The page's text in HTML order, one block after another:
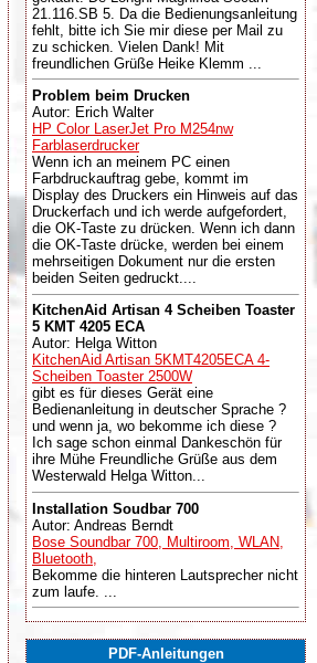
21.116.SB 5. Da die Bedienungsanleitung
fehlt, bitte ich Sie mir diese per Mail zu
zu schicken. Vielen Dank! Mit
freundlichen Grüße Heike Klemm ...
Problem beim Drucken
Autor: Erich Walter
HP Color LaserJet Pro M254nw
Farblaserdrucker
Wenn ich an meinem PC einen
Farbdruckauftrag gebe, kommt im
Display des Druckers ein Hinweis auf das
Druckerfach und ich werde aufgefordert,
die OK-Taste zu drücken. Wenn ich dann
die OK-Taste drücke, werden bei einem
mehrseitigen Dokument nur die ersten
beiden Seiten gedruckt....
KitchenAid Artisan 4 Scheiben Toaster
5 KMT 4205 ECA
Autor: Helga Witton
KitchenAid Artisan 5KMT4205ECA 4-
Scheiben Toaster 2500W
gibt es für dieses Gerät eine
Bedienanleitung in deutscher Sprache ?
und wenn ja, wo bekomme ich diese ?
Ich sage schon einmal Dankeschön für
ihre Mühe Freundliche Grüße aus dem
Westerwald Helga Witton...
Installation Soudbar 700
Autor: Andreas Berndt
Bose Soundbar 700, Multiroom, WLAN,
Bluetooth,
Bekomme die hinteren Lautsprecher nicht
zum laufe. ...
PDF-Anleitungen